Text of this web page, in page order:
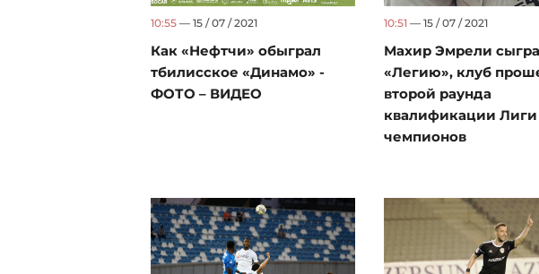
10:55 — 15 / 07 / 2021
Как «Нефтчи» обыграл
тбилисское «Динамо» -
ФОТО – ВИДЕО
10:51 — 15 / 07 / 2021
Махир Эмрели
«Легию», клуб
второй раунда
квалификации Лиги
чемпионов